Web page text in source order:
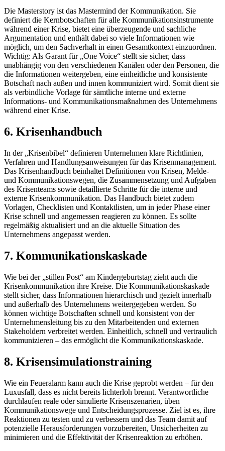
Die Masterstory ist das Mastermind der Kommunikation. Sie
definiert die Kernbotschaften für alle Kommunikationsinstrumente
während einer Krise, bietet eine überzeugende und sachliche
Argumentation und enthält dabei so viele Informationen wie
möglich, um den Sachverhalt in einen Gesamtkontext einzuordnen.
Wichtig: Als Garant für „One Voice“ stellt sie sicher, dass
unabhängig von den verschiedenen Kanälen oder den Personen, die
die Informationen weitergeben, eine einheitliche und konsistente
Botschaft nach außen und innen kommuniziert wird. Somit dient sie
als verbindliche Vorlage für sämtliche interne und externe
Informations- und Kommunikationsmaßnahmen des Unternehmens
während einer Krise.
6. Krisenhandbuch
In der „Krisenbibel“ definieren Unternehmen klare Richtlinien,
Verfahren und Handlungsanweisungen für das Krisenmanagement.
Das Krisenhandbuch beinhaltet Definitionen von Krisen, Melde-
und Kommunikationswegen, die Zusammensetzung und Aufgaben
des Krisenteams sowie detaillierte Schritte für die interne und
externe Krisenkommunikation. Das Handbuch bietet zudem
Vorlagen, Checklisten und Kontaktlisten, um in jeder Phase einer
Krise schnell und angemessen reagieren zu können. Es sollte
regelmäßig aktualisiert und an die aktuelle Situation des
Unternehmens angepasst werden.
7. Kommunikationskaskade
Wie bei der „stillen Post“ am Kindergeburtstag zieht auch die
Krisenkommunikation ihre Kreise. Die Kommunikationskaskade
stellt sicher, dass Informationen hierarchisch und gezielt innerhalb
und außerhalb des Unternehmens weitergegeben werden. So
können wichtige Botschaften schnell und konsistent von der
Unternehmensleitung bis zu den Mitarbeitenden und externen
Stakeholdern verbreitet werden. Einheitlich, schnell und vertraulich
kommunizieren – das ermöglicht die Kommunikationskaskade.
8. Krisensimulationstraining
Wie ein Feueralarm kann auch die Krise geprobt werden – für den
Luxusfall, dass es nicht bereits lichterloh brennt. Verantwortliche
durchlaufen reale oder simulierte Krisenszenarien, üben
Kommunikationswege und Entscheidungsprozesse. Ziel ist es, ihre
Reaktionen zu testen und zu verbessern und das Team damit auf
potenzielle Herausforderungen vorzubereiten, Unsicherheiten zu
minimieren und die Effektivität der Krisenreaktion zu erhöhen.